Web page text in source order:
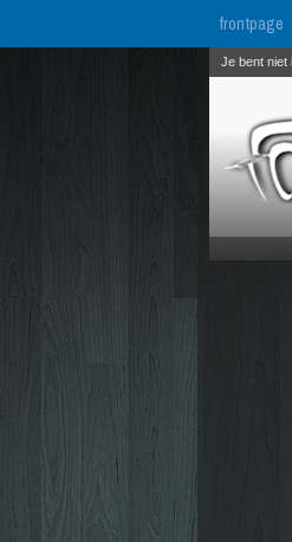
frontpage
Je bent niet